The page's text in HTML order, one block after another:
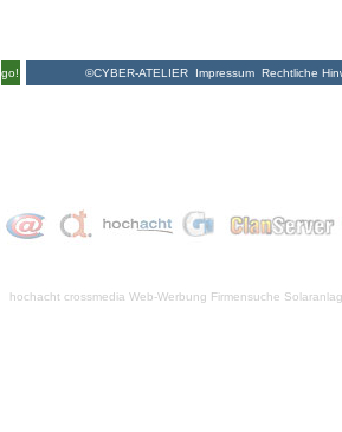
go! ©CYBER-ATELIER Impressum Rechtliche
hochacht crossmedia Web-Werbung Firmensuche